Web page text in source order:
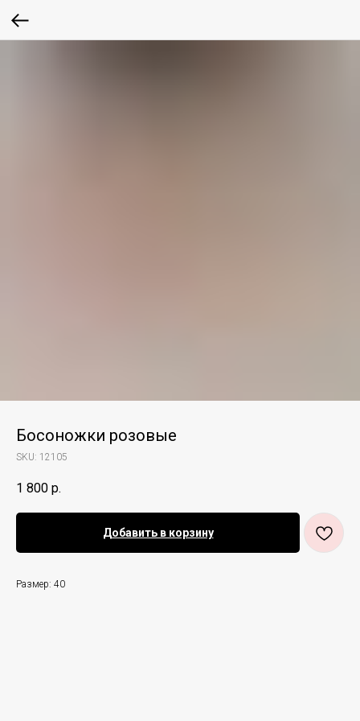
Босоножки розовые
SKU: 12105
1 800 р.
Добавить в корзину
Размер: 40